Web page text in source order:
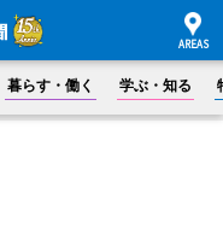
暮らす・働く 学ぶ・知る